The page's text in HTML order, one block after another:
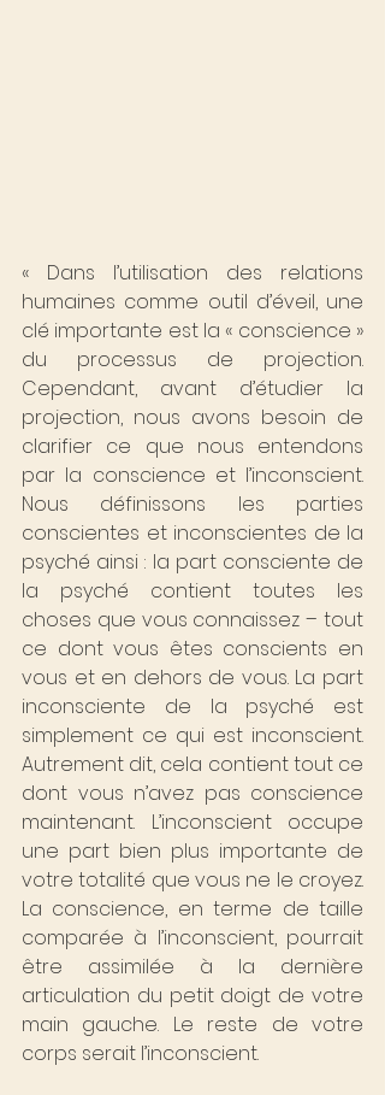
« Dans l’utilisation des relations
humaines comme outil d’éveil, une
clé importante est la « conscience »
du processus de projection.
Cependant, avant d’étudier la
projection, nous avons besoin de
clarifier ce que nous entendons
par la conscience et l’inconscient.
Nous définissons les parties
conscientes et inconscientes de la
psyché ainsi : la part consciente de
la psyché contient toutes les
choses que vous connaissez – tout
ce dont vous êtes conscients en
vous et en dehors de vous. La part
inconsciente de la psyché est
simplement ce qui est inconscient.
Autrement dit, cela contient tout ce
dont vous n’avez pas conscience
maintenant. L’inconscient occupe
une part bien plus importante de
votre totalité que vous ne le croyez.
La conscience, en terme de taille
comparée à l’inconscient, pourrait
être assimilée à la dernière
articulation du petit doigt de votre
main gauche. Le reste de votre
corps serait l’inconscient.